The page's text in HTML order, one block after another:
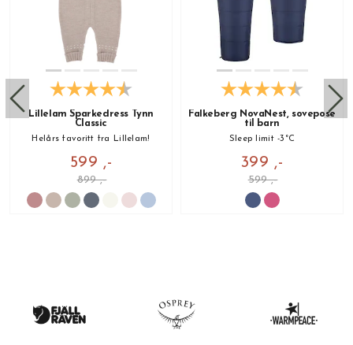
Lillelam Sparkedress Tynn
Classic
Helårs favoritt fra Lillelam!
599 ,-
899 ,-
Falkeberg NovaNest, sovepose
til barn
Sleep limit -3°C
399 ,-
599 ,-